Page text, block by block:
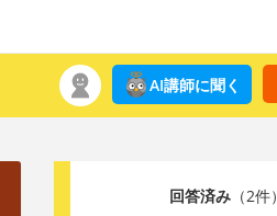
AI講師に聞く
回答済み（2件）